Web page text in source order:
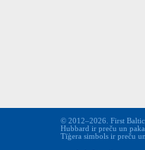
© 2012–2026. First Baltic
Hubbard ir preču un
Tīģera simbols ir preču